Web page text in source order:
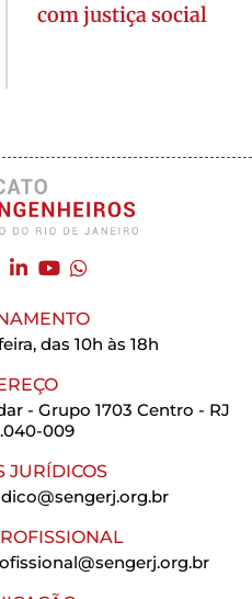
com justiça social
das 10h às 18h
- Grupo 1703 Centro - RJ
009
JURÍDICOS